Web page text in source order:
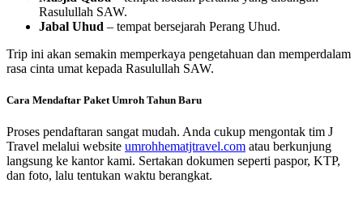
Rasulullah SAW.
Jabal Uhud – tempat bersejarah Perang Uhud.
Trip ini akan semakin memperkaya pengetahuan dan memperdalam
rasa cinta umat kepada Rasulullah SAW.
Cara Mendaftar Paket Umroh Tahun Baru
Proses pendaftaran sangat mudah. Anda cukup mengontak tim J
Travel melalui website umrohhematjtravel.com atau berkunjung
langsung ke kantor kami. Sertakan dokumen seperti paspor, KTP,
dan foto, lalu tentukan waktu berangkat.